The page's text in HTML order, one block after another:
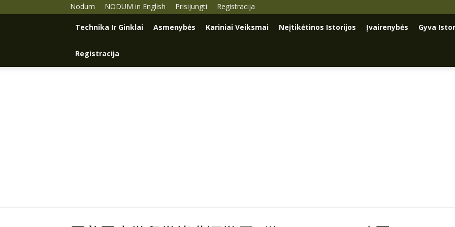
Nodum NODUM in English Prisijungti Registracija
Technika Ir Ginklai Asmenybės Kariniai Veiksmai Neįtikėtinos Istorijos Įvairenybės Gyva
Registracija